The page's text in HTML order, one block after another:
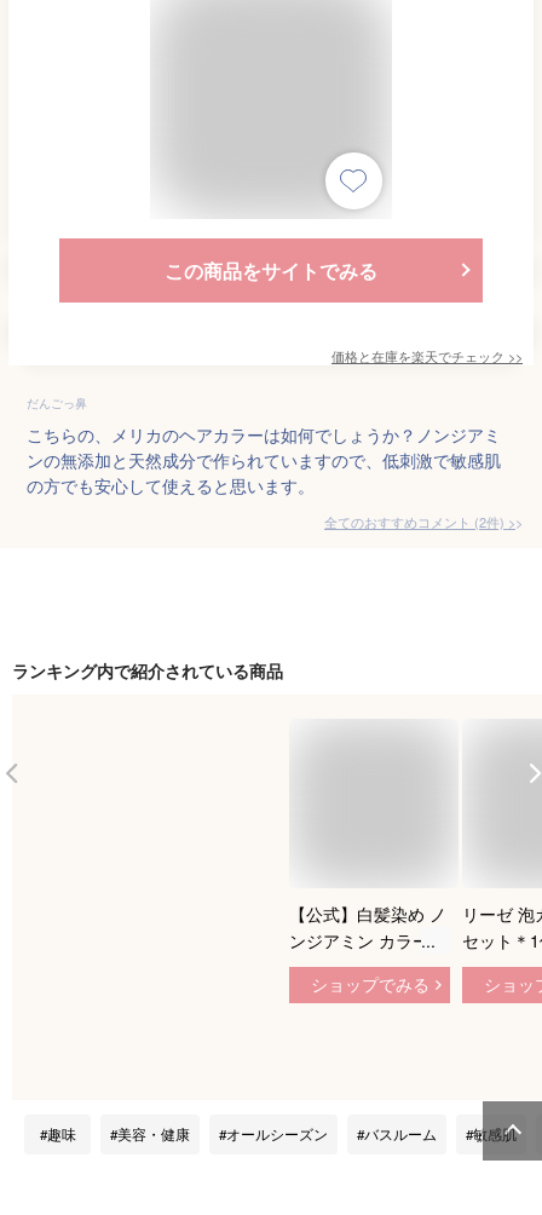
この商品をサイトでみる
価格と在庫を楽天でチェック >>
だんごっ鼻
こちらの、メリカのヘアカラーは如何でしょうか？ノンジアミ
ンの無添加と天然成分で作られていますので、低刺激で敏感肌
の方でも安心して使えると思います。
全てのおすすめコメント (2件) >
ランキング内で紹介されている商品
【公式】白髪染め ノ
ンジアミン カラート
リートメント 180g
約1ヵ月分 白髪染め
ヘアカラー毛染め 低
ショップでみる
リーゼ
セット＊
975円【
ースモー
ショッ
趣味 美容・健康 オールシーズン バスルーム 敏感肌